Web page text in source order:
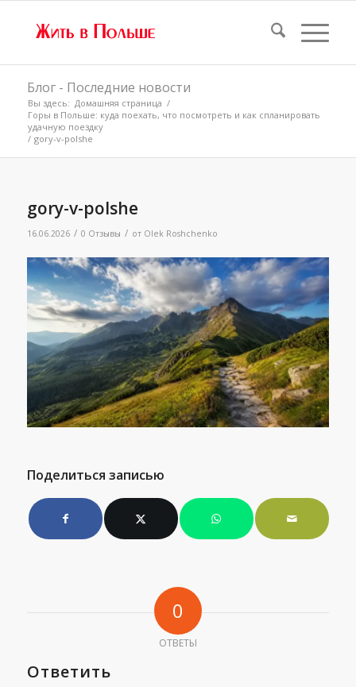
Блог - Последние новости
Вы здесь: Домашняя страница /
Горы в Польше: куда поехать, что посмотреть и как спланировать
удачную поездку
/ gory-v-polshe
gory-v-polshe
16.06.2026 / 0 Отзывы / от Olek Roshchenko
Поделиться записью
0
ОТВЕТЫ
Ответить